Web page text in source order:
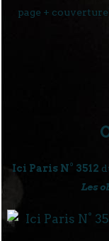
page +
Ici Paris N° 3512
Les